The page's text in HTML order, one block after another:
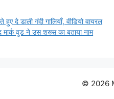
दे डाली गंदी गालियाँ, वीडियो वायरल
वुड ने उस शख्स का बताया नाम
© 2026